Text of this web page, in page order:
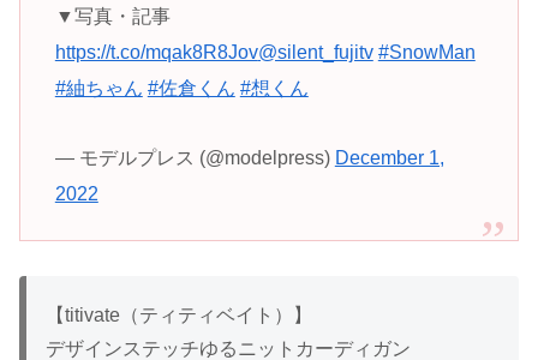
▼写真・記事
https://t.co/mqak8R8Jov@silent_fujitv #SnowMan
#紬ちゃん #佐倉くん #想くん
— モデルプレス (@modelpress) December 1,
2022
【titivate（ティティベイト）】
デザインステッチゆるニットカーディガン